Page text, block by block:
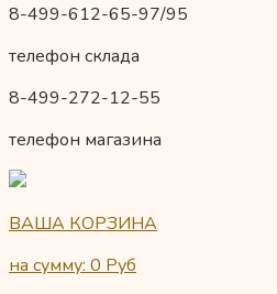
8-499-612-65-97/95
телефон склада
8-499-272-12-55
телефон магазина
ВАША КОРЗИНА
на сумму: 0 Руб